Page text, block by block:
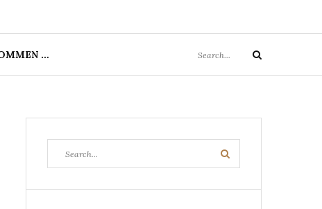
…
for:
Search
for:
Search